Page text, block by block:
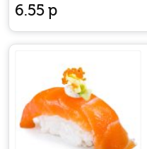
6.55р